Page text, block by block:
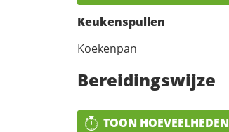
Keukenspullen
Koekenpan
Bereidingswijze
TOON HOEVEELHEDEN